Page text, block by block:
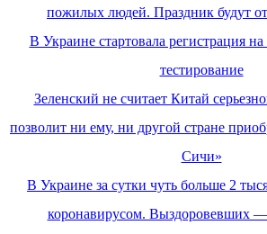
пожилых людей. Праздник будут
В Украине стартовала регистрация
тестирование
Зеленский не считает Китай
позволит ни ему, ни другой стране
Сичи»
В Украине за сутки чуть больше 2
коронавирусом. Выздоровевших —